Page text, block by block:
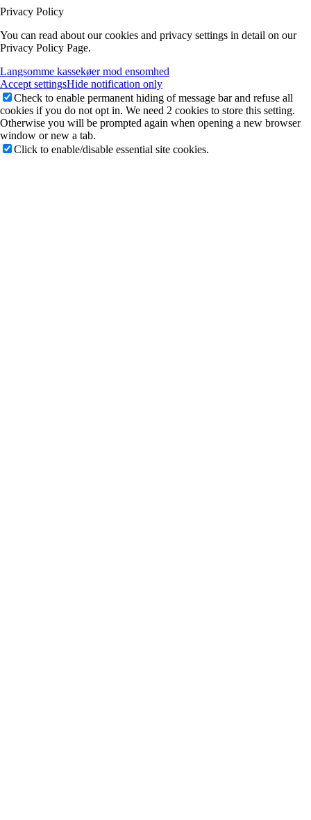
Privacy Policy
You can read about our cookies and privacy settings in detail on our
Privacy Policy Page.
Langsomme kassekøer mod ensomhed
Accept settingsHide notification only
Check to enable permanent hiding of message bar and refuse all
cookies if you do not opt in. We need 2 cookies to store this setting.
Otherwise you will be prompted again when opening a new browser
window or new a tab.
Click to enable/disable essential site cookies.